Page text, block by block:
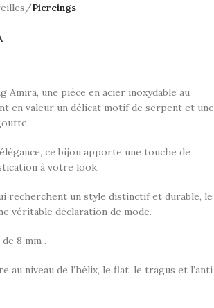
Piercings
Amira, une pièce en acier inoxydable au
en valeur un délicat motif de serpent et une
ce bijou apporte une touche de
à votre look.
recherchent un style distinctif et durable, le
véritable déclaration de mode.
8 mm .
au niveau de l’hélix, le flat, le tragus et l’anti